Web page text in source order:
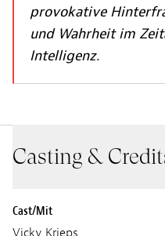
provokative
und Wahrheit im
Intelligenz.
Casting &
Cast/Mit
Vicky Krieps